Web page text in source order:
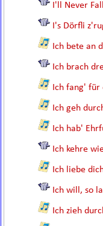
I'll Never
I's Dörfli
Ich bete an
Ich brach
Ich fang' für
Ich geh
Ich hab'
Ich kehre
Ich liebe
Ich will, so
Ich zieh